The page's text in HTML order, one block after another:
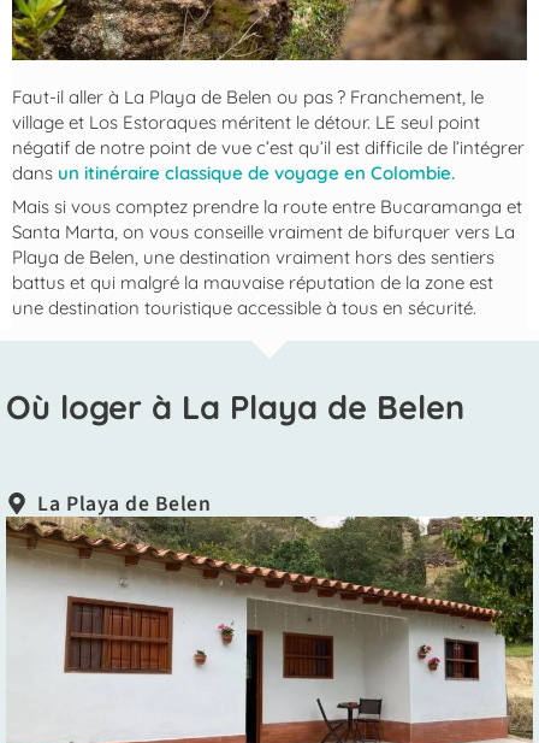
Faut-il aller à La Playa de Belen ou pas ? Franchement, le
village et Los Estoraques méritent le détour. LE seul point
négatif de notre point de vue c’est qu’il est difficile de l’intégrer
dans un itinéraire classique de voyage en Colombie.
Mais si vous comptez prendre la route entre Bucaramanga et
Santa Marta, on vous conseille vraiment de bifurquer vers La
Playa de Belen, une destination vraiment hors des sentiers
battus et qui malgré la mauvaise réputation de la zone est
une destination touristique accessible à tous en sécurité.
Où loger à La Playa de Belen
La Playa de Belen